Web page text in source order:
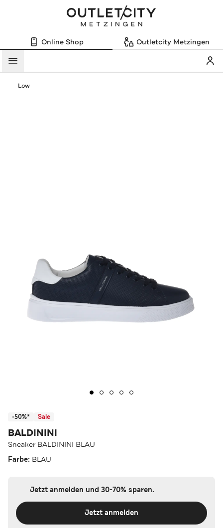
Online Shop Outletcity Metzingen
Menü
Low
-50%* Sale
BALDININI
Sneaker BALDININI BLAU
Farbe: BLAU
Jetzt anmelden und 30-70% sparen.
Jetzt anmelden